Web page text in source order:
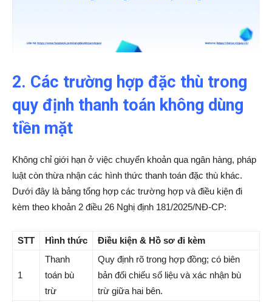
2. Các trường hợp đặc thù trong
quy định thanh toán không dùng
tiền mặt
Không chỉ giới hạn ở việc chuyển khoản qua ngân hàng, pháp
luật còn thừa nhận các hình thức thanh toán đặc thù khác.
Dưới đây là bảng tổng hợp các trường hợp và điều kiện đi
kèm theo khoản 2 điều 26 Nghị định 181/2025/NĐ-CP:
STT Hình thức Điều kiện & Hồ sơ đi kèm
1
Thanh
toán bù
trừ
Quy định rõ trong hợp đồng; có biên
bản đối chiếu số liệu và xác nhận bù
trừ giữa hai bên.